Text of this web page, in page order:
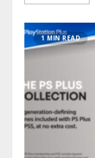
1 MIN READ